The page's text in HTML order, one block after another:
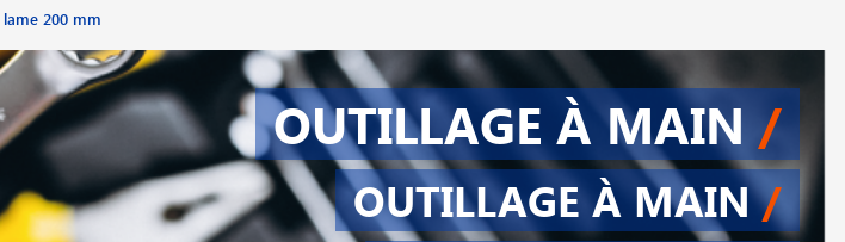
200 mm
OUTILLAGE À MAIN /
OUTILLAGE À MAIN/